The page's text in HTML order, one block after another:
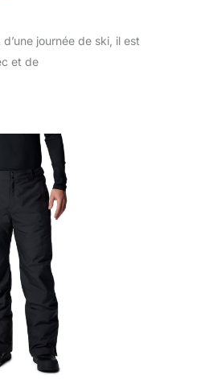
journée de ski, il est
et de